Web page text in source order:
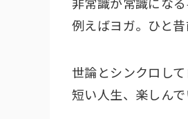
例えばヨガ。ひと
世論とシンクロし
短い人生、楽しんで